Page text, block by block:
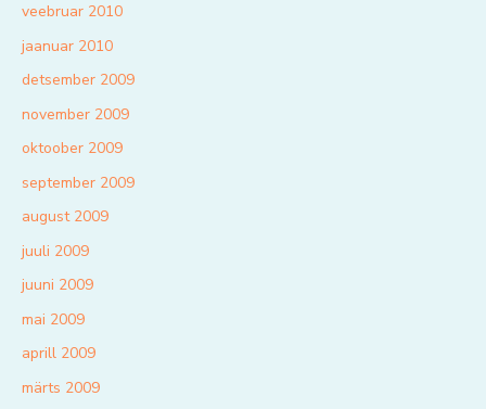
veebruar 2010
jaanuar 2010
detsember 2009
november 2009
oktoober 2009
september 2009
august 2009
juuli 2009
juuni 2009
mai 2009
aprill 2009
märts 2009